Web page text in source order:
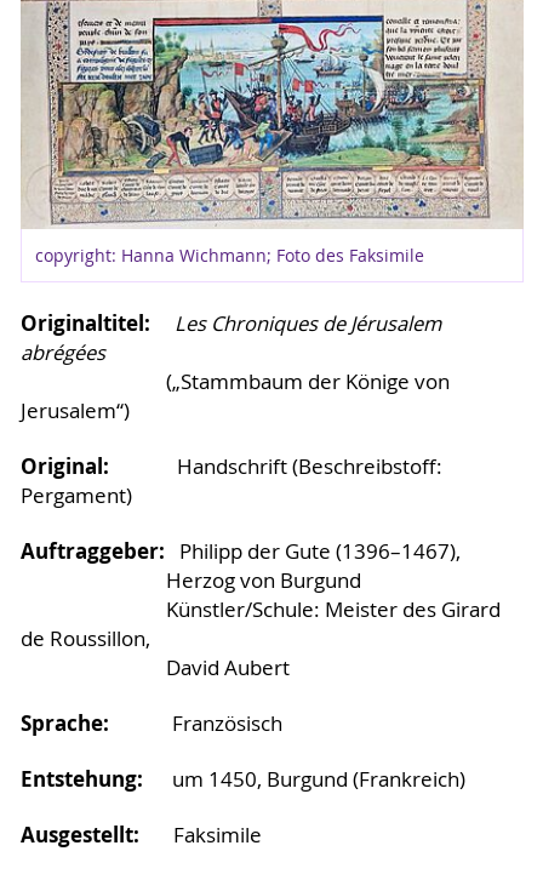
copyright: Hanna Wichmann; Foto des Faksimile
Originaltitel:
Les Chroniques de Jérusalem
abrégées
(„Stammbaum der Könige von
Jerusalem“)
Original: Handschrift (Beschreibstoff:
Pergament)
Auftraggeber: Philipp der Gute (1396–1467),
Herzog von Burgund
Künstler/Schule: Meister des Girard
de Roussillon,
David Aubert
Sprache: Französisch
Entstehung: um 1450, Burgund (Frankreich)
Ausgestellt: Faksimile